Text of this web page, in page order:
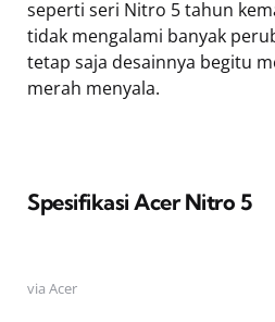
seperti seri Nitro 5 tahun
tidak mengalami banyak
tetap saja desainnya begitu
merah menyala.
Spesifikasi Acer Nitro 5
via Acer